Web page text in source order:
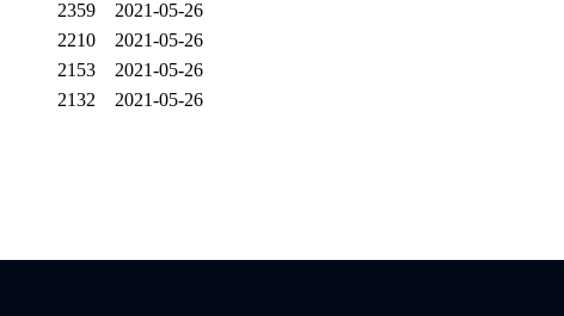
2359
2021-05-26
2210
2021-05-26
2153
2021-05-26
2132 2021-05-26